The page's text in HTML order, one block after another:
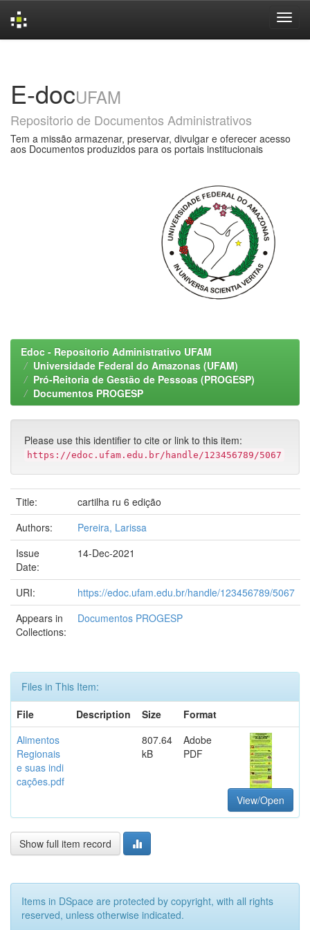
E-docUFAM
Repositorio de Documentos Administrativos
Tem a missão armazenar, preservar, divulgar e oferecer acesso
aos Documentos produzidos para os portais institucionais
Edoc - Repositorio Administrativo UFAM
Universidade Federal do Amazonas (UFAM)
Pró-Reitoria de Gestão de Pessoas (PROGESP)
Documentos PROGESP
Please use this identifier to cite or link to this item:
https://edoc.ufam.edu.br/handle/123456789/5067
Title:
cartilha ru 6 edição
Authors:
Pereira, Larissa
Issue
Date:
14-Dec-2021
URI:
https://edoc.ufam.edu.br/handle/123456789/5067
Appears in
Collections:
Documentos PROGESP
Files in This Item:
File
Description Size
Format
Alimentos
Regionais
e suas indi
cações.pdf
807.64
kB
Adobe
PDF
View/Open
Show full item record
Items in DSpace are protected by copyright, with all rights
reserved, unless otherwise indicated.